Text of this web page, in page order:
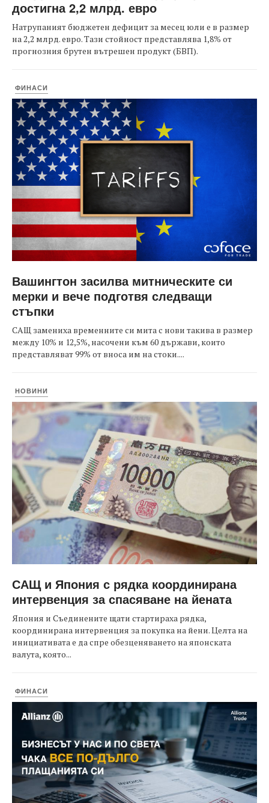
достигна 2,2 млрд. евро
Натрупаният бюджетен дефицит за месец юли е в размер
на 2,2 млрд. евро. Тази стойност представлява 1,8% от
прогнозния брутен вътрешен продукт (БВП).
ФИНАСИ
Вашингтон засилва митническите си
мерки и вече подготвя следващи
стъпки
САЩ замениха временните си мита с нови такива в размер
между 10% и 12,5%, насочени към 60 държави, които
представляват 99% от вноса им на стоки....
НОВИНИ
САЩ и Япония с рядка координирана
интервенция за спасяване на йената
Япония и Съединените щати стартираха рядка,
координирана интервенция за покупка на йени. Целта на
инициативата е да спре обезценяването на японската
валута, която...
ФИНАСИ